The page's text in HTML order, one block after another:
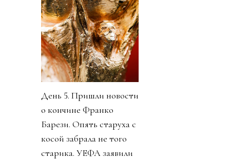
День 5. Пришли новости
о кончине Франко
Барези. Опять старуха с
косой забрала не того
старика. УЕФА заявили